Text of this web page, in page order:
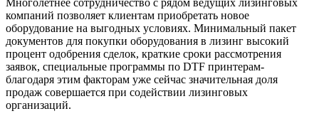
Многолетнее сотрудничество с рядом ведущих лизинговых
компаний позволяет клиентам приобретать новое
оборудование на выгодных условиях. Минимальный пакет
документов для покупки оборудования в лизинг высокий
процент одобрения сделок, краткие сроки рассмотрения
заявок, специальные программы по DTF принтерам-
благодаря этим факторам уже сейчас значительная доля
продаж совершается при содействии лизинговых
организаций.